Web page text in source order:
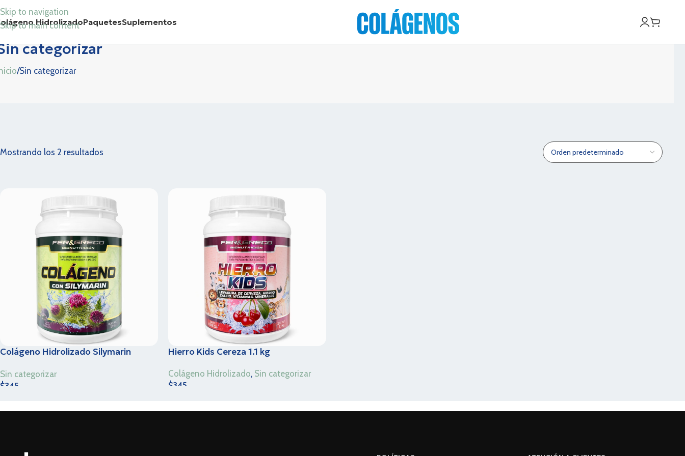
Skip to navigation
Skip to main content
HidrolizadoPaquetesSuplementos
categorizar
Sin categorizar
Mostrando los 2 resultados
Colágeno Hidrolizado Silymarin
Sin categorizar
$345
Hierro Kids Cereza 1.1 kg
Colágeno Hidrolizado, Sin categorizar
$345